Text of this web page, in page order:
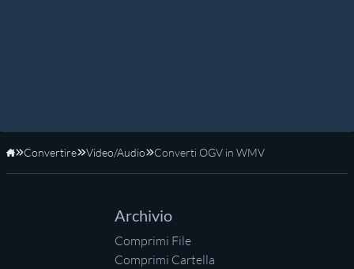
Home
Convertire Video/Audio Converti OGV in WMV
Archivio
Comprimi File
Comprimi Cartella